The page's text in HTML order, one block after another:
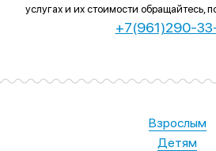
услугах и их стоимости обращайтесь,
+7(961)290-
Взрослым
Детям